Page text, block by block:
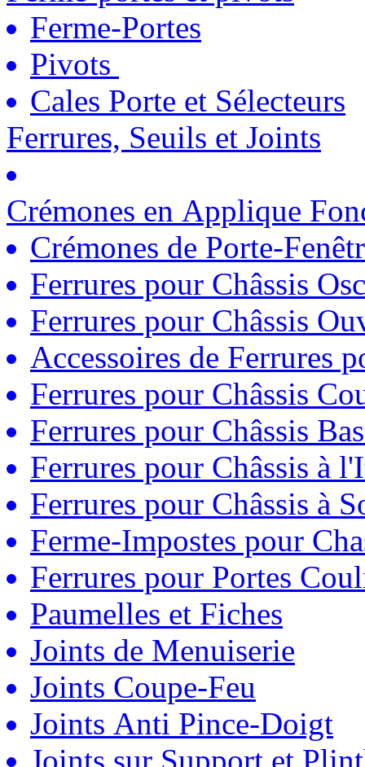
Ferme-Portes
Pivots
Cales Porte et Sélecteurs
Ferrures, Seuils et Joints
Crémones en Applique
Crémones de Porte-
Ferrures pour Châssis
Ferrures pour Châssis
Accessoires de Ferrures
Ferrures pour Châssis
Ferrures pour Châssis
Ferrures pour Châssis à
Ferrures pour Châssis à
Ferme-Impostes pour
Ferrures pour Portes
Paumelles et Fiches
Joints de Menuiserie
Joints Coupe-Feu
Joints Anti Pince-Doigt